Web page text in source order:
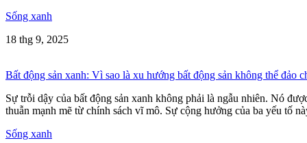
Sống xanh
18 thg 9, 2025
Bất động sản xanh: Vì sao là xu hướng bất động sản không thể đảo
Sự trỗi dậy của bất động sản xanh không phải là ngẫu nhiên. Nó
thuẫn mạnh mẽ từ chính sách vĩ mô. Sự cộng hưởng của ba yếu tố
Sống xanh